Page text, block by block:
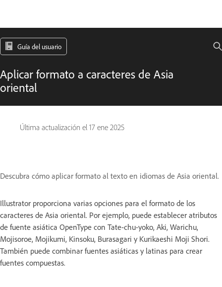
Guía del usuario
Aplicar formato a caracteres de Asia
oriental
Última actualización el 17 ene 2025
Descubra cómo aplicar formato al texto en idiomas de Asia oriental.
Illustrator proporciona varias opciones para el formato de los
caracteres de Asia oriental. Por ejemplo, puede establecer atributos
de fuente asiática OpenType con Tate-chu-yoko, Aki, Warichu,
Mojisoroe, Mojikumi, Kinsoku, Burasagari y Kurikaeshi Moji Shori.
También puede combinar fuentes asiáticas y latinas para crear
fuentes compuestas.